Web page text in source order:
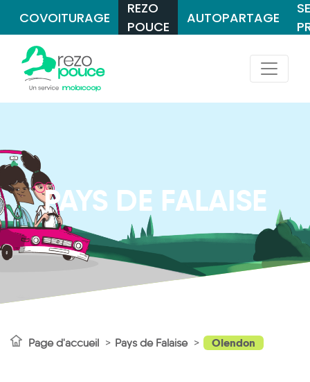
COVOITURAGE
REZO
POUCE
AUTOPARTAGE
PAYS DE FALAISE
Page d'accueil Pays de Falaise Olendon